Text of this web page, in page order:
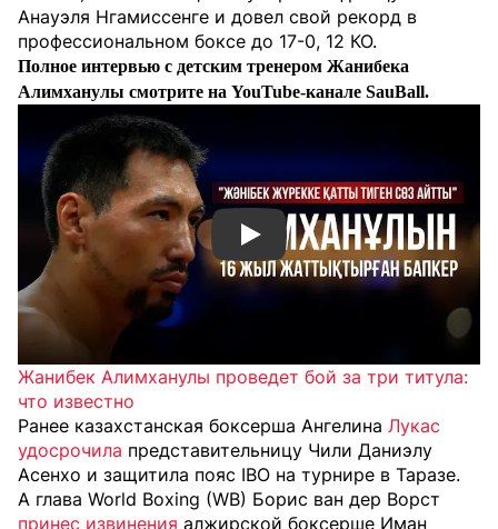
Анауэля Нгамиссенге и довел свой рекорд в
профессиональном боксе до 17-0, 12 КО.
Полное интервью с детским тренером Жанибека
Алимханулы смотрите на YouTube-канале SauBall.
Смотреть видео YouTube
Жанибек Алимханулы проведет бой за три титула:
что известно
Ранее казахстанская боксерша Ангелина Лукас
удосрочила представительницу Чили Даниэлу
Асенхо и защитила пояс IBO на турнире в Таразе.
А глава World Boxing (WB) Борис ван дер Ворст
принес извинения алжирской боксерше Иман